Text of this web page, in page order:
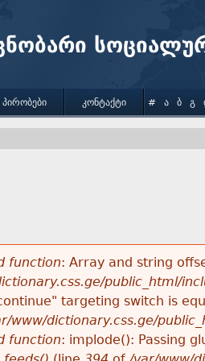
სოციალურ
function: Array and string
public_html/
targeting switch is
www/dictionary.css.ge/
function: implode(): Passing
ᲞᲘᲠᲝᲑᲔᲑᲘ ᲙᲝᲜᲢᲐᲥᲢᲘ # Ა Ბ Გ